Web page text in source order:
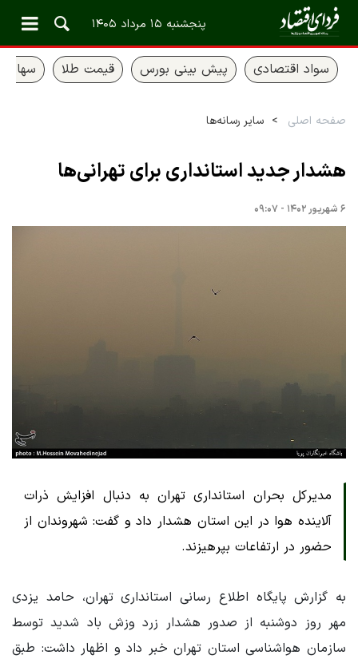
پنجشنبه ۱۵ مرداد ۱۴۰۵
سواد اقتصادی پیش بینی بورس قیمت طلا سهام
صفحه اصلی سایر رسانه‌ها
هشدار جدید استانداری برای تهرانی‌ها
۶ شهریور ۱۴۰۲ - ۰۹:۰۷
مدیرکل بحران استانداری تهران به دنبال افزایش ذرات
آلاینده هوا در این استان هشدار داد و گفت: شهروندان از
حضور در ارتفاعات بپرهیزند.
به گزارش پایگاه اطلاع رسانی استانداری تهران، حامد یزدی
مهر روز دوشنبه از صدور هشدار زرد وزش باد شدید توسط
سازمان هواشناسی استان تهران خبر داد و اظهار داشت: طبق